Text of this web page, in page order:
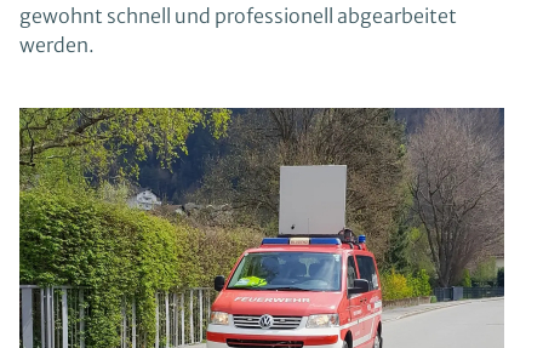
gewohnt schnell und professionell abgearbeitet
werden.